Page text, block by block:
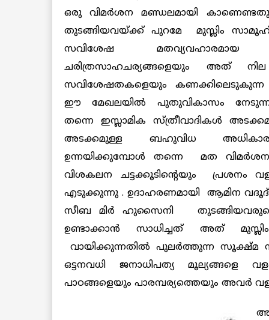
ഒരു വിമര്‍ശന മണ്ഡലമായി
തുടങ്ങിയവയ്ക്ക് പുറമേ മുസ്ലിം
സവിശേഷ
ചരിത്രസാഹചര്യങ്ങളെയും അത്
സവിശേഷതകളെയും
ഈ മേഖലയില്‍ പുതുവികാസം
തന്നെ ഇസ്ലാമിക സ്ത്രീവാദികള്‍
അടക്കമുള്ള ബഹുവിധ
ഉന്നയിക്കുമ്പോള്‍ തന്നെ മത
വിശകലന ചട്ടക്കൂടിന്റെയും പ്രശനം
എടുക്കുന്നു . ഉദാഹരണമായി ആമിന വദൂദ്
സീബ മിര്‍ ഹുസൈനി തുടങ്ങിയവരുടെ
ഉണ്ടാക്കാന്‍ സാധിച്ചത് അത്
വായിക്കുന്നതില്‍ പുലര്‍ത്തുന്ന സൂക്ഷ്മ
ഒട്ടനവധി ജനാധിപത്യ മൂല്യങ്ങളെ
പാഠങ്ങളെയും പാരമ്പര്യത്തെയും അവര്‍